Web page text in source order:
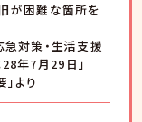
が困難な箇所を
対策・生活支援
年7月29日」
より